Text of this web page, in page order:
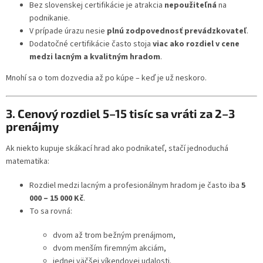
Bez slovenskej certifikácie je atrakcia nepoužiteľná na
podnikanie.
V prípade úrazu nesie plnú zodpovednosť prevádzkovateľ.
Dodatočné certifikácie často stoja viac ako rozdiel v cene
medzi lacným a kvalitným hradom.
Mnohí sa o tom dozvedia až po kúpe – keď je už neskoro.
3. Cenový rozdiel 5–15 tisíc sa vráti za 2–3
prenájmy
Ak niekto kupuje skákací hrad ako podnikateľ, stačí jednoduchá
matematika:
Rozdiel medzi lacným a profesionálnym hradom je často iba 5
000 – 15 000 Kč.
To sa rovná:
dvom až trom bežným prenájmom,
dvom menším firemným akciám,